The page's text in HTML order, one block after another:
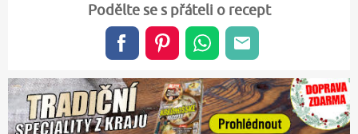
Podělte se s přáteli o recept